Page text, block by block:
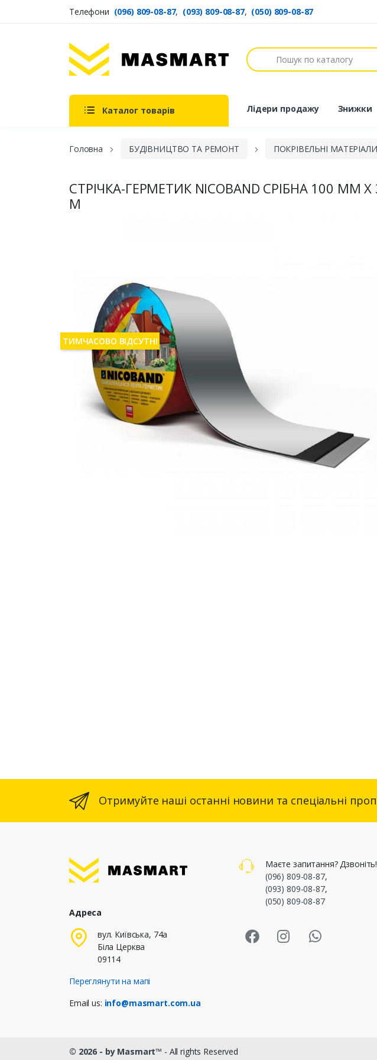
Телефони (096) 809-08-87, (093) 809-08-87, (050) 809-08-87
Masmart
Пошук
Каталог товарів Лідери продажу Знижки
Головна БУДІВНИЦТВО ТА РЕМОНТ ПОКРІВЕЛЬНІ МАТЕРІАЛИ
СТРІЧКА-ГЕРМЕТИК NICOBAND СРІБНА 100 ММ Х
М
ТИМЧАСОВО ВІДСУТНІ
Отримуйте наші останні новини та спеціальні
Адреса
вул. Київська, 74а
Біла Церква
09114
Переглянути на мапі
Email us: info@masmart.com.ua
Маєте запитання? Дзвоніть!
(096) 809-08-87,
(093) 809-08-87,
(050) 809-08-87
Masmart
© 2026 - by Masmart™ - All rights Reserved